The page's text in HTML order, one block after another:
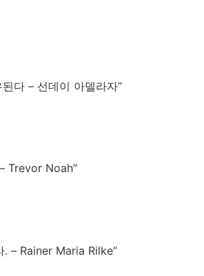
다 – 선데이 아델라자”
Trevor Noah”
– Rainer Maria Rilke”